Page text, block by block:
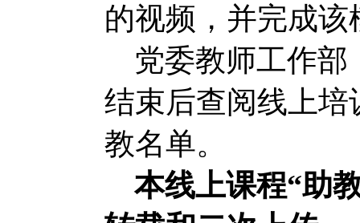
的视频，并完成
党委教师工作
结束后查阅线上
教名单。
本线上课程“助